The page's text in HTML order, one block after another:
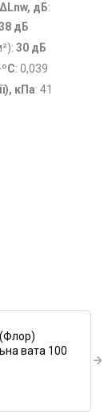
дБ:
дБ
30 дБ
: 0,039
кПа: 41
вата 100